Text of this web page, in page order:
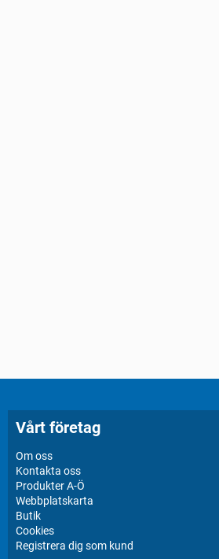
Vårt företag
Om oss
Kontakta oss
Produkter A-Ö
Webbplatskarta
Butik
Cookies
Registrera dig som kund